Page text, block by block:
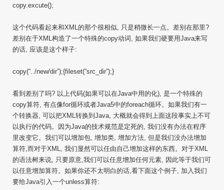
copy.excute();
这个代码看起来和XML的那个很相似, 只是稍微长一点。差别在那里?
差别在于XML构造了一个特殊的copy动词, 如果我们硬要用Java来写
的话, 应该是这个样子:
copy(“../new/dir”);{fileset(“src_dir”);}
看到差别了吗? 以上代码(如果可以在Java中用的化), 是一个特殊的
copy算符, 有点像for循环或者Java5中的foreach循环。如果我们有一
个转换器, 可以把XML转换到Java, 大概就会得到上面这段事实上不可
以执行的代码。因为Java的技术规范是定死的, 我们没有办法在程序
里改变它。我们可以增加包, 增加类, 增加方法, 但是我们没办法增加
算符,而对于XML, 我们显然可以任由自己增加这样的东西。对于XML
的语法树来说, 只要原意,我们可以任意增加任何元素, 因此等于我们可
以任意增加算符。如果你还不太明白的话,看下面这个例子, 加入我们
要给Java引入一个unless算符: